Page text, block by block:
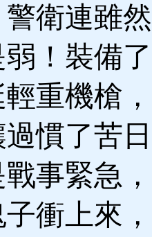
衛連雖
！裝備
重機槍
慣了苦
事緊急
衝上來